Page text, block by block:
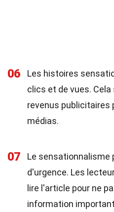
06
Les histoires
clics et de vues.
revenus publicitaires
médias.
07
Le sensationnalisme
d'urgence. Les
lire l'article pour ne
information